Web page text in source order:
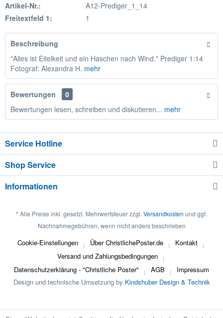
Artikel-Nr.:
A12-Prediger_1_14
Freitextfeld 1:
1
Beschreibung
"Alles ist Eitelkeit und ein Haschen nach Wind." Prediger 1:14
Fotograf: Alexandra H. mehr
Bewertungen
0
Bewertungen lesen, schreiben und diskutieren... mehr
Service Hotline
Shop Service
Informationen
* Alle Preise inkl. gesetzl. Mehrwertsteuer zzgl. Versandkosten und ggf.
Nachnahmegebühren, wenn nicht anders beschrieben
Cookie-Einstellungen Über ChristlichePoster.de
Kontakt
Versand und Zahlungsbedingungen
Datenschutzerklärung - "Christliche Poster"
AGB
Impressum
Design und technische Umsetzung by Kindshuber Design & Technik